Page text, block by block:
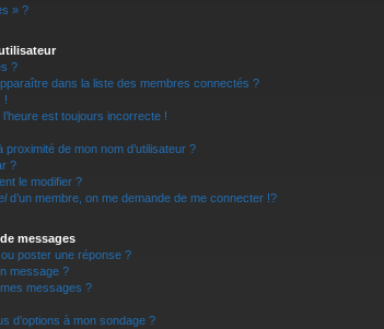
» ?
?
dans la liste des membres connectés ?
!
est toujours incorrecte !
de mon nom d’utilisateur ?
?
le modifier ?
d’un membre, on me demande de me connecter !?
messages
poster une réponse ?
message ?
messages ?
d’options à mon sondage ?